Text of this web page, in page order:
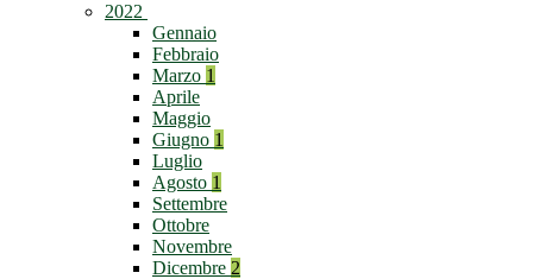
2022
Gennaio
Febbraio
Marzo 1
Aprile
Maggio
Giugno 1
Luglio
Agosto 1
Settembre
Ottobre
Novembre
Dicembre 2